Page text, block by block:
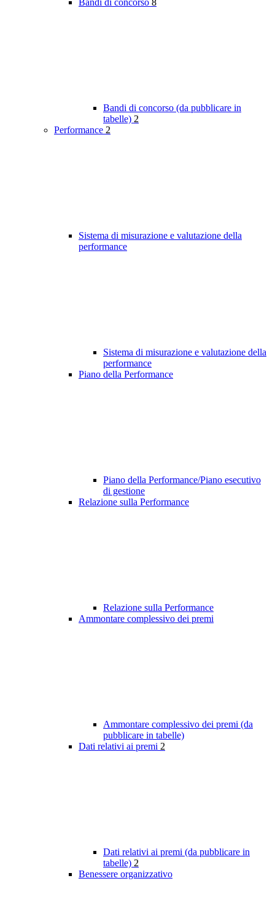
Bandi di concorso 8
Bandi di concorso (da pubblicare in
tabelle) 2
Performance 2
Sistema di misurazione e valutazione della
performance
Sistema di misurazione e valutazione della
performance
Piano della Performance
Piano della Performance/Piano esecutivo
di gestione
Relazione sulla Performance
Relazione sulla Performance
Ammontare complessivo dei premi
Ammontare complessivo dei premi (da
pubblicare in tabelle)
Dati relativi ai premi 2
Dati relativi ai premi (da pubblicare in
tabelle) 2
Benessere organizzativo